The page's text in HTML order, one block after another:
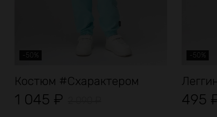
-50%
Костюм #Схарактером
1 045 ₽
-50%
495